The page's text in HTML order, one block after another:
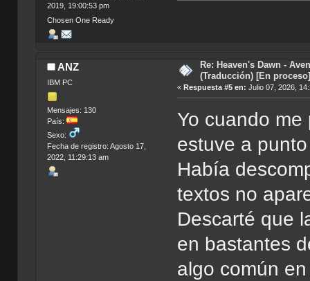
2019, 19:00:53 pm
Chosen One Ready
ANZ
IBM PC
Mensajes: 130
País:
Sexo:
Fecha de registro: Agosto 17,
2022, 11:29:13 am
Re: Heaven's Dawn -
(Traducción) [En proceso]
«Respuesta #5 en: Julio 07, 2026,
Yo cuando
estuve a
Había
textos no
Descarté que
en bastantes
algo común